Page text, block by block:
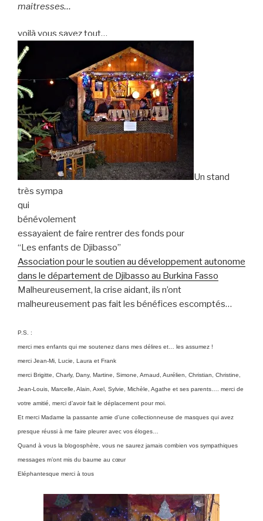
maitresses…
voilà vous savez tout…
Un stand
très sympa
qui
bénévolement
essayaient de faire rentrer des fonds pour
“Les enfants de Djibasso”
Association pour le soutien au développement autonome
dans le département de Djibasso au Burkina Fasso
Malheureusement, la crise aidant, ils n’ont
malheureusement pas fait les bénéfices escomptés…
P.S. :
merci mes enfants qui me soutenez dans mes délires et… les assumez !
merci Jean-Mi, Lucie, Laura et Frank
merci Brigitte, Charly, Dany, Martine, Simone, Arnaud, Aurélien, Christian, Christine,
Jean-Louis, Marcelle, Alain, Axel, Sylvie, Michèle, Agathe et ses parents…. merci de
votre amitié, merci d’avoir fait le déplacement pour moi.
Et merci Madame la passante amie d’une collectionneuse de masques qui avez
presque réussi à me faire pleurer avec vos éloges…
Quand à vous la blogosphère, vous ne saurez jamais combien vos sympathiques
messages m’ont mis du baume au cœur
Eléphantesque merci à tous